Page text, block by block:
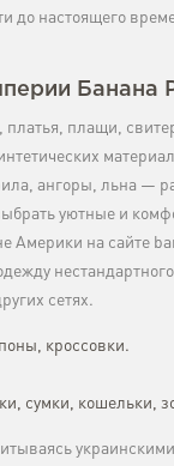
до настоящего
Банана
плащи,
ангоры, льна —
уютные и
Америки на сайте
сетях.
кроссовки.
сумки, кошельки,